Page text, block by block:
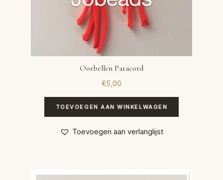
Oorbellen Paracord
€5,00
TOEVOEGEN AAN WINKELWAGEN
Toevoegen aan verlanglijst